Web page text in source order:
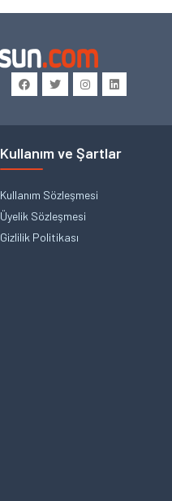
Kullanım ve Şartlar
Kullanım Sözleşmesi
Üyelik Sözleşmesi
Gizlilik Politikası